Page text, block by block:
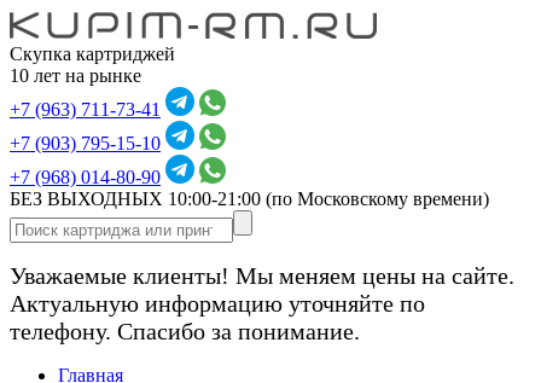
Скупка картриджей
10 лет на рынке
+7 (963) 711-73-41
+7 (903) 795-15-10
+7 (968) 014-80-90
БЕЗ ВЫХОДНЫХ 10:00-21:00 (по Московскому времени)
Уважаемые клиенты! Мы меняем цены на сайте.
Актуальную информацию уточняйте по
телефону. Спасибо за понимание.
Главная